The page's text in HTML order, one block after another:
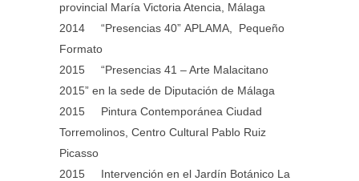
provincial María Victoria Atencia, Málaga
2014 “Presencias 40” APLAMA, Pequeño
Formato
2015 “Presencias 41 – Arte Malacitano
2015” en la sede de Diputación de Málaga
2015 Pintura Contemporánea Ciudad
Torremolinos, Centro Cultural Pablo Ruiz
Picasso
2015 Intervención en el Jardín Botánico La